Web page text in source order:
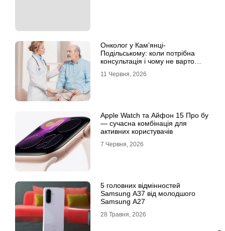
Онколог у Кам’янці-
Подільському: коли потрібна
консультація і чому не варто
11 Червня, 2026
Apple Watch та Айфон 15 Про бу
— сучасна комбінація для
активних користувачів
7 Червня, 2026
5 головних відмінностей
Samsung A37 від молодшого
Samsung A27
28 Травня, 2026